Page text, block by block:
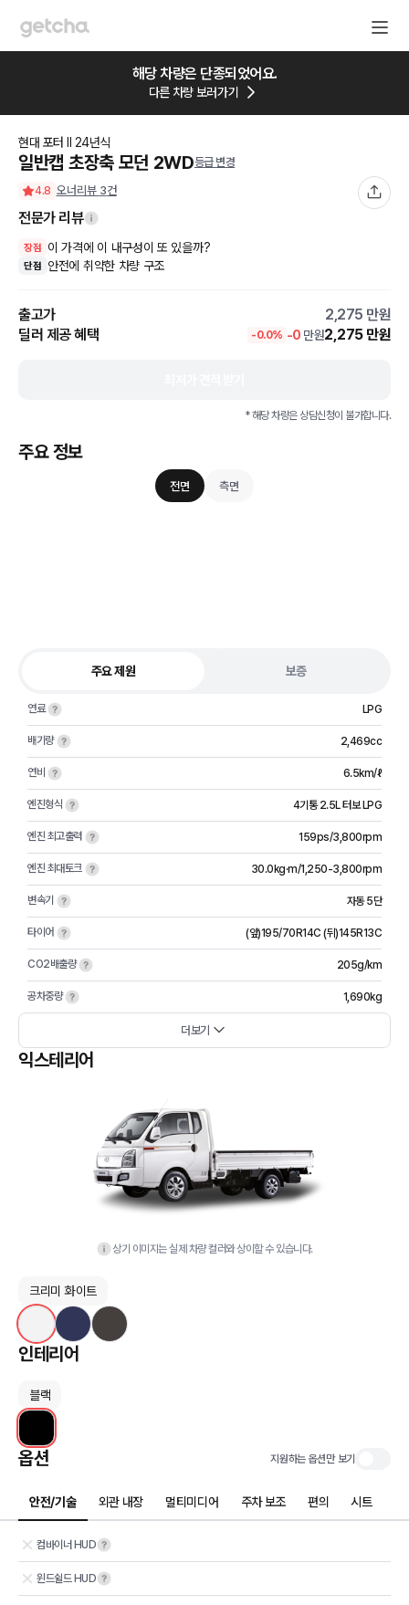
해당 차량은 단종되었어요.
다른 차량 보러가기
현대 포터 II 24년식
일반캡 초장축 모던 2WD등급 변경
4.8 오너리뷰 3건
전문가 리뷰
장점 이 가격에 이 내구성이 또 있을까?
단점 안전에 취약한 차량 구조
출고가 2,275 만원
딜러 제공 혜택
-0.0% -0 만원2,275 만원
* 해당 차량은 상담신청이 불가합니다.
주요 정보
전면 측면
주요 제원 보증
연료 LPG
배기량 2,469cc
연비 6.5km/ℓ
엔진형식 4기통 2.5L 터보 LPG
엔진 최고출력 159ps/3,800rpm
엔진 최대토크 30.0kg·m/1,250-3,800rpm
변속기 자동 5단
타이어 (앞)195/70R14C (뒤)145R13C
CO2배출량 205g/km
공차중량 1,690kg
더보기
익스테리어
상기 이미지는 실제 차량 컬러와 상이할 수 있습니다.
크리미 화이트
인테리어
블랙
옵션 지원하는 옵션만 보기
안전/기술 외관 내장 멀티미디어 주차 보조 편의 시트
컴바이너 HUD
윈드쉴드 HUD